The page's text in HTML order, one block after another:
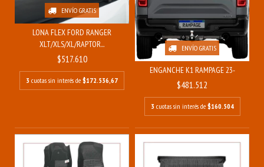
ENVÍO GRATIS
LONA FLEX FORD RANGER
XLT/XLS/XL/RAPTOR...
$517.610
3 cuotas sin interés de $172.536,67
ENVÍO GRATIS
ENGANCHE K1 RAMPAGE 23-
$481.512
3 cuotas sin interés de $160.504